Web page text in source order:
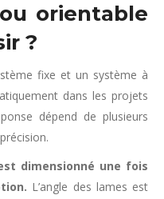
orientable
?
fixe et un système à
dans les projets
dépend de plusieurs
dimensionné une fois
L’angle des lames est